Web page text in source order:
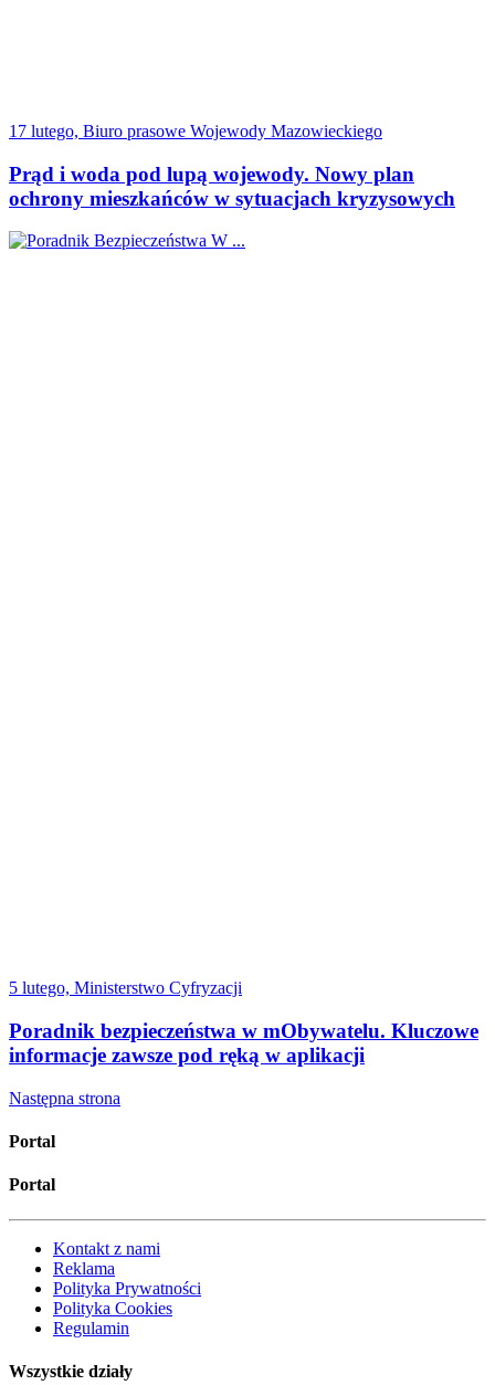
17 lutego, Biuro prasowe Wojewody Mazowieckiego
Prąd i woda pod lupą wojewody. Nowy plan
ochrony mieszkańców w sytuacjach kryzysowych
5 lutego, Ministerstwo Cyfryzacji
Poradnik bezpieczeństwa w mObywatelu. Kluczowe
informacje zawsze pod ręką w aplikacji
Następna strona
Portal
Portal
Kontakt z nami
Reklama
Polityka Prywatności
Polityka Cookies
Regulamin
Wszystkie działy